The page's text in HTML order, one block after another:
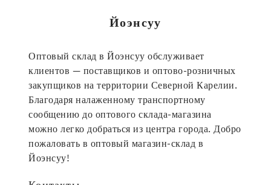
Йоэнсуу
Оптовый склад в Йоэнсуу обслуживает
клиентов — поставщиков и оптово-розничных
закупщиков на территории Северной Карелии.
Благодаря налаженному транспортному
сообщению до оптового склада-магазина
можно легко добраться из центра города. Добро
пожаловать в оптовый магазин-склад в
Йоэнсуу!